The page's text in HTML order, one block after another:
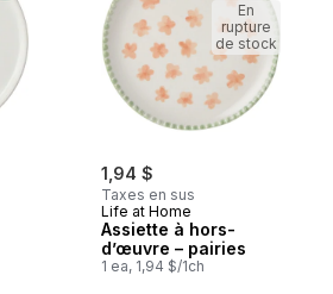
1,94 $
Taxes en sus
Life at Home
Assiette à hors-
d’œuvre – pairies
1 ea, 1,94 $/1ch
En
rupture
de stock